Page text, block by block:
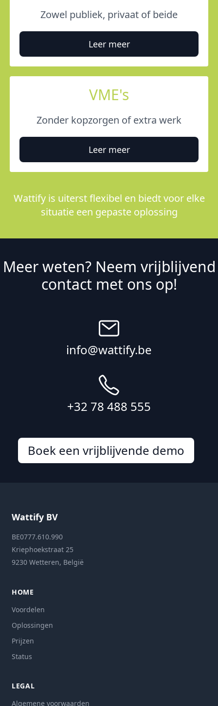
Zowel publiek, privaat of beide
Leer meer
VME's
Zonder kopzorgen of extra werk
Leer meer
Wattify is uiterst flexibel en biedt voor elke
situatie een gepaste oplossing
Meer weten? Neem vrijblijvend
contact met ons op!
info@wattify.be
+32 78 488 555
Boek een vrijblijvende demo
Wattify BV
BE0777.610.990
Kriephoekstraat 25
9230 Wetteren, België
HOME
Voordelen
Oplossingen
Prijzen
Status
LEGAL
Algemene voorwaarden